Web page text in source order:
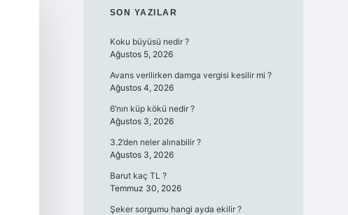
SIDEBAR
SON YAZILAR
Koku büyüsü nedir ?
Ağustos 5, 2026
Avans verilirken damga vergisi kesilir mi ?
Ağustos 4, 2026
6’nın küp kökü nedir ?
Ağustos 3, 2026
3.2’den neler alınabilir ?
Ağustos 3, 2026
Barut kaç TL ?
Temmuz 30, 2026
Şeker sorgumu hangi ayda ekilir ?